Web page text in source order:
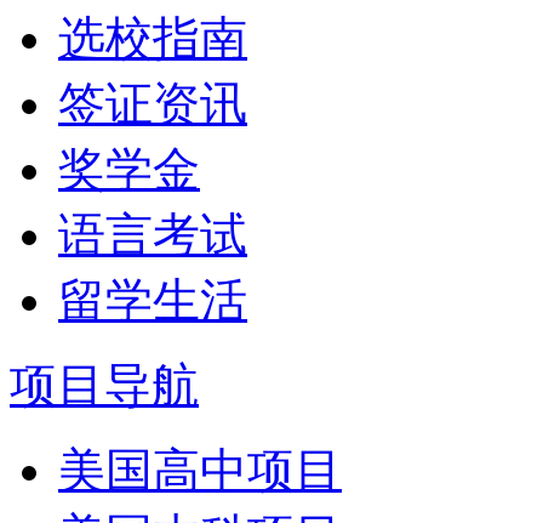
选校指南
签证资讯
奖学金
语言考试
留学生活
项目导航
美国高中项目